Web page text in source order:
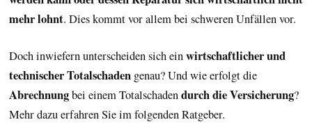
mehr lohnt. Dies kommt vor allem bei schweren Unfällen vor.
Doch inwiefern unterscheiden sich einwirtschaftlicher und
technischer Totalschaden genau? Und wie erfolgt die
Abrechnungbei einem Totalschadendurch die Versicherung?
Mehr dazu erfahren Sie im folgenden Ratgeber.